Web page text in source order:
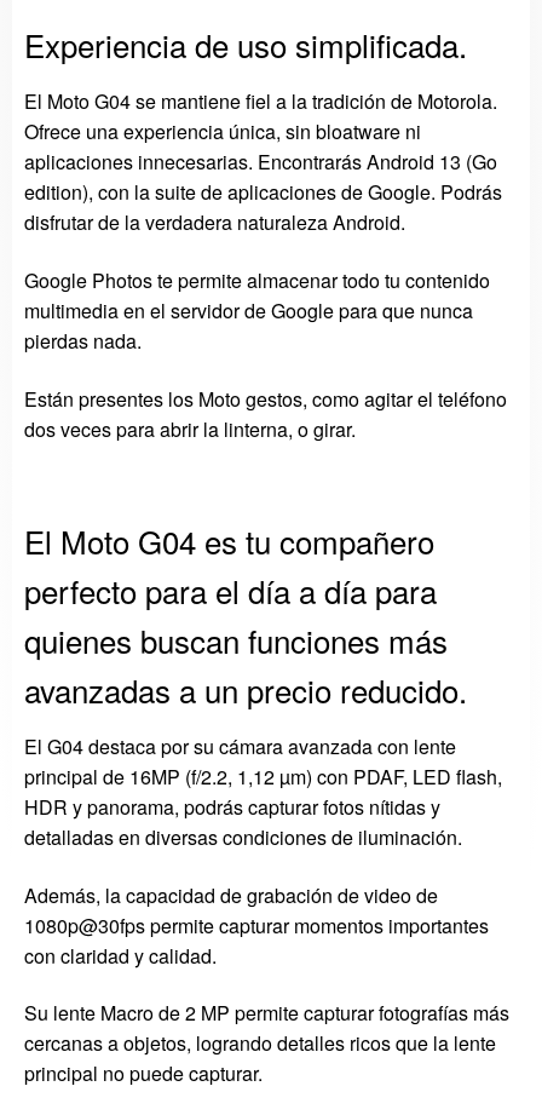
Experiencia de uso simplificada.
El Moto G04 se mantiene fiel a la tradición de Motorola.
Ofrece una experiencia única, sin bloatware ni
aplicaciones innecesarias. Encontrarás Android 13 (Go
edition), con la suite de aplicaciones de Google. Podrás
disfrutar de la verdadera naturaleza Android.
Google Photos te permite almacenar todo tu contenido
multimedia en el servidor de Google para que nunca
pierdas nada.
Están presentes los Moto gestos, como agitar el teléfono
dos veces para abrir la linterna, o girar.
El Moto G04 es tu compañero
perfecto para el día a día para
quienes buscan funciones más
avanzadas a un precio reducido.
El G04 destaca por su cámara avanzada con lente
principal de 16MP (f/2.2, 1,12 µm) con PDAF, LED flash,
HDR y panorama, podrás capturar fotos nítidas y
detalladas en diversas condiciones de iluminación.
Además, la capacidad de grabación de video de
1080p@30fps permite capturar momentos importantes
con claridad y calidad.
Su lente Macro de 2 MP permite capturar fotografías más
cercanas a objetos, logrando detalles ricos que la lente
principal no puede capturar.